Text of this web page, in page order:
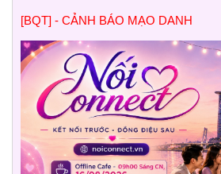
[BQT] - CẢNH BÁO MẠO DANH